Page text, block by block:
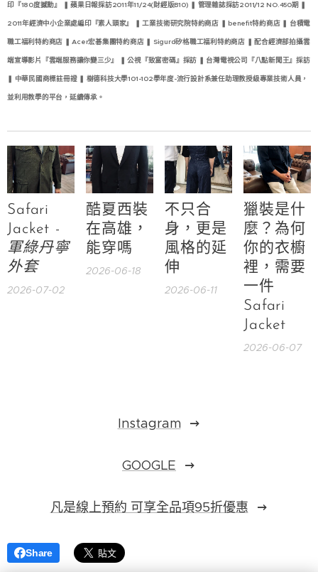
印『180度撼動』 ❚ 蘋果日報採訪2011年11/24(財經版B10) ❚ 管理雜誌採訪2011/12 NO.450期 ❚
2011年經濟中小企業處編印『素人頭家』 ❚ 工業技術研究院特約商店 ❚ benefit特約商店 ❚ 台積電
職工福利特約商店 ❚ Acer宏碁集團特約商店 ❚ Sigurd矽格職工福利特約商店 ❚ 配合經濟部拍攝雲
端宣導影片『雲端服務讓你變三少』 ❚ 公視『致富密碼』採訪 ❚ 台灣電視公司『八點新聞王』採訪
❚ 中華民國商標註冊證 ❚ 樹德科技大學101-102學年度-流行設計系兼任助理教授級專業技術人員，
並利用教學的平台，延續傳承。
Safari
Jacket -
軍綠丹寧
外套
2026-07-02
酷夏西裝
在高雄，
能穿嗎
2026-06-18
不只合
身，更是
風格的延
伸
2026-06-11
獵裝是什
麼？為何
你的衣櫥
裡，需要
一件
Safari
Jacket
2026-06-07
Instagram
GOOGLE
凡是線上預約 可享全品項95折優惠
Share